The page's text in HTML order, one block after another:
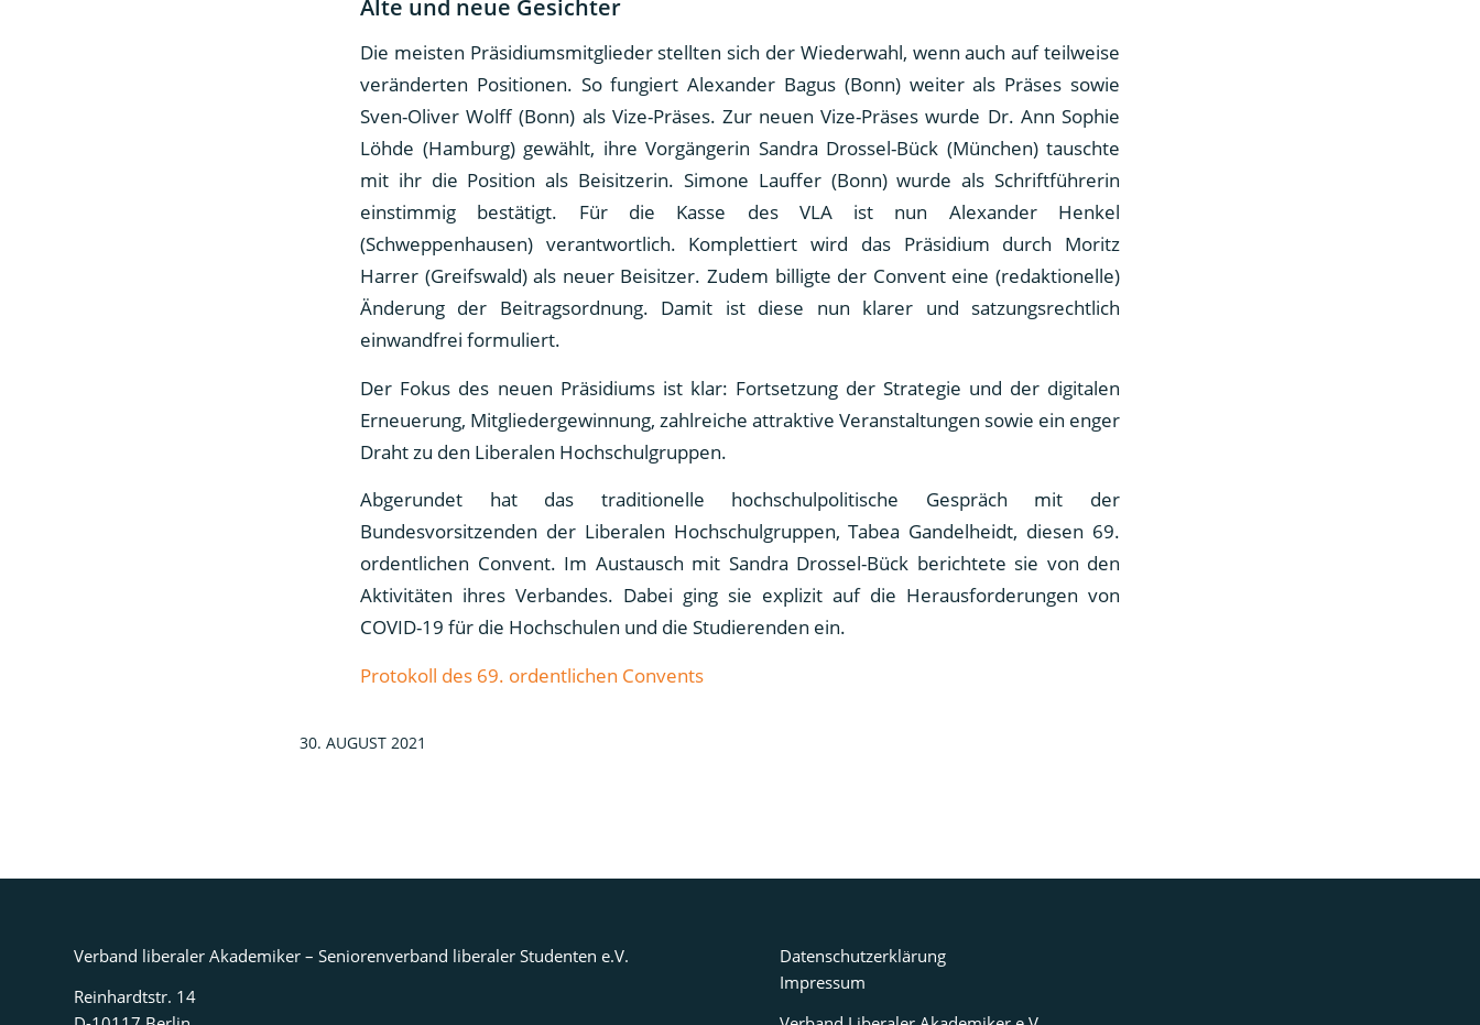
Alte und neue Gesichter
Die meisten Präsidiumsmitglieder stellten sich der Wiederwahl, wenn auch auf teilweise
veränderten Positionen. So fungiert Alexander Bagus (Bonn) weiter als Präses sowie
Sven-Oliver Wolff (Bonn) als Vize-Präses. Zur neuen Vize-Präses wurde Dr. Ann Sophie
Löhde (Hamburg) gewählt, ihre Vorgängerin Sandra Drossel-Bück (München) tauschte
mit ihr die Position als Beisitzerin. Simone Lauffer (Bonn) wurde als Schriftführerin
einstimmig bestätigt. Für die Kasse des VLA ist nun Alexander Henkel
(Schweppenhausen) verantwortlich. Komplettiert wird das Präsidium durch Moritz
Harrer (Greifswald) als neuer Beisitzer. Zudem billigte der Convent eine (redaktionelle)
Änderung der Beitragsordnung. Damit ist diese nun klarer und satzungsrechtlich
einwandfrei formuliert.
Der Fokus des neuen Präsidiums ist klar: Fortsetzung der Strategie und der digitalen
Erneuerung, Mitgliedergewinnung, zahlreiche attraktive Veranstaltungen sowie ein enger
Draht zu den Liberalen Hochschulgruppen.
Abgerundet hat das traditionelle hochschulpolitische Gespräch mit der
Bundesvorsitzenden der Liberalen Hochschulgruppen, Tabea Gandelheidt, diesen 69.
ordentlichen Convent. Im Austausch mit Sandra Drossel-Bück berichtete sie von den
Aktivitäten ihres Verbandes. Dabei ging sie explizit auf die Herausforderungen von
COVID-19 für die Hochschulen und die Studierenden ein.
Protokoll des 69. ordentlichen Convents
30. AUGUST 2021
Verband liberaler Akademiker – Seniorenverband liberaler Studenten e.V.
Reinhardtstr. 14
Datenschutzerklärung
Impressum